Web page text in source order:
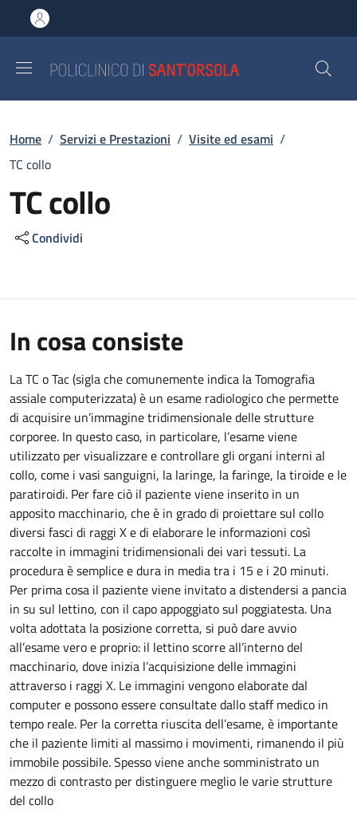
al contenuto principale
to footer content
Briciole di pane
Home / Servizi e Prestazioni / Visite ed esami /
TC collo
TC collo
Condividi
In cosa consiste
La TC o Tac (sigla che comunemente indica la Tomografia
assiale computerizzata) è un esame radiologico che permette
di acquisire un’immagine tridimensionale delle strutture
corporee. In questo caso, in particolare, l’esame viene
utilizzato per visualizzare e controllare gli organi interni al
collo, come i vasi sanguigni, la laringe, la faringe, la tiroide e le
paratiroidi. Per fare ciò il paziente viene inserito in un
apposito macchinario, che è in grado di proiettare sul collo
diversi fasci di raggi X e di elaborare le informazioni così
raccolte in immagini tridimensionali dei vari tessuti. La
procedura è semplice e dura in media tra i 15 e i 20 minuti.
Per prima cosa il paziente viene invitato a distendersi a pancia
in su sul lettino, con il capo appoggiato sul poggiatesta. Una
volta adottata la posizione corretta, si può dare avvio
all’esame vero e proprio: il lettino scorre all’interno del
macchinario, dove inizia l’acquisizione delle immagini
attraverso i raggi X. Le immagini vengono elaborate dal
computer e possono essere consultate dallo staff medico in
tempo reale. Per la corretta riuscita dell’esame, è importante
che il paziente limiti al massimo i movimenti, rimanendo il più
immobile possibile. Spesso viene anche somministrato un
mezzo di contrasto per distinguere meglio le varie strutture
del collo